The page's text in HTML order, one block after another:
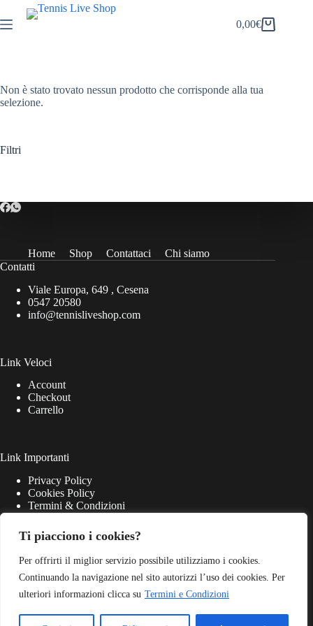
Ti piacciono i cookies?
Per offrirti il miglior servizio possibile utilizziamo i cookies.
Continuando la navigazione nel sito autorizzi l’uso dei cookies. Per
ulteriori informazioni clicca su Termini e Condizioni
al
contenuto
Carrello
0,00€
Non è stato trovato nessun prodotto che corrisponde alla tua
selezione.
Filtri
Home Shop Contattaci
Chi siamo
Contatti
Viale Europa, 649 , Cesena
0547 20580
info@tennisliveshop.com
Link Veloci
Account
Checkout
Carrello
Link Importanti
Privacy Policy
Cookies Policy
Termini & Condizioni